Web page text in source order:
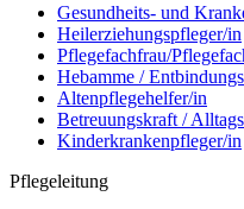
Gesundheits- und
Heilerziehungspfleger/in
Pflegefachfrau/
Hebamme /
Altenpflegehelfer/in
Betreuungskraft /
Kinderkrankenpfleger/in
Pflegeleitung